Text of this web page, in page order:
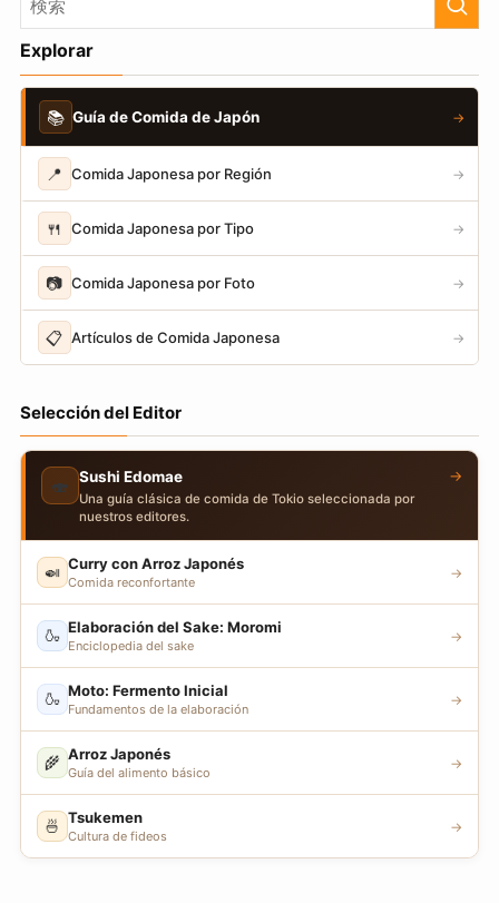
Explorar
📚 Guía de Comida de Japón →
📍 Comida Japonesa por Región →
🍴 Comida Japonesa por Tipo →
📷 Comida Japonesa por Foto →
📋 Artículos de Comida Japonesa →
Selección del Editor
🍣 Sushi Edomae
Una guía clásica de comida de Tokio seleccionada por
nuestros editores.
→
🍛 Curry con Arroz Japonés
Comida reconfortante
→
🍶 Elaboración del Sake: Moromi
Enciclopedia del sake
→
🍶 Moto: Fermento Inicial
Fundamentos de la elaboración
→
🌾 Arroz Japonés
Guía del alimento básico
→
🍜 Tsukemen
Cultura de fideos
→